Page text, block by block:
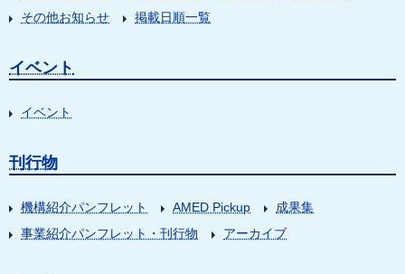
その他お知らせ
掲載日順一覧
イベント
イベント
刊行物
機構紹介パンフレット AMED Pickup
成果集
事業紹介パンフレット・刊行物
アーカイブ